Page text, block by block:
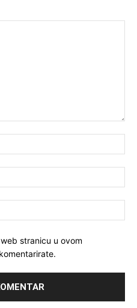
stranicu u ovom